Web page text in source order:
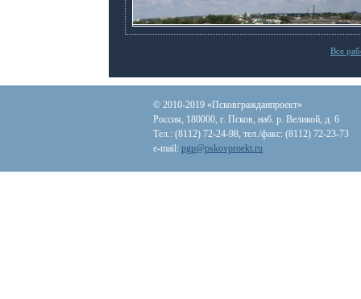
Все
© 2010-2019 «Псковгражданпроект»
Россия, 180000, г. Псков, наб. р. Великой, д. 6
Тел.: (8112) 72-24-98, тел./факс: (8112) 72-23-73
e-mail: pgp@pskovproekt.ru